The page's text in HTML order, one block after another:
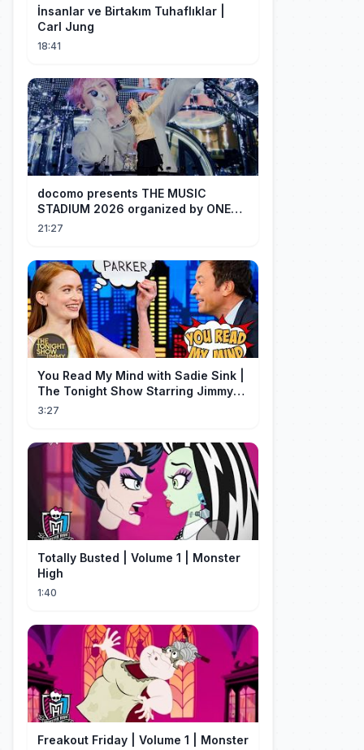
İnsanlar ve Birtakım Tuhaflıklar |
Carl Jung
18:41
docomo presents THE MUSIC
STADIUM 2026 organized by ONE
OK ROCK [Recap]
21:27
You Read My Mind with Sadie Sink |
The Tonight Show Starring Jimmy
Fallon
3:27
Totally Busted | Volume 1 | Monster
High
1:40
Freakout Friday | Volume 1 | Monster